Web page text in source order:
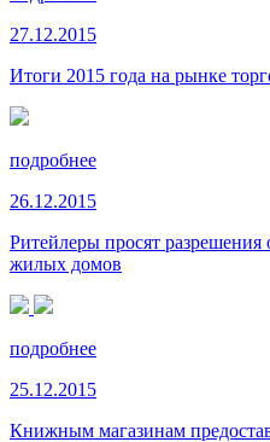
27.12.2015
Итоги 2015 года на рынке
подробнее
26.12.2015
Ритейлеры просят разрешения
жилых домов
подробнее
25.12.2015
Книжным магазинам